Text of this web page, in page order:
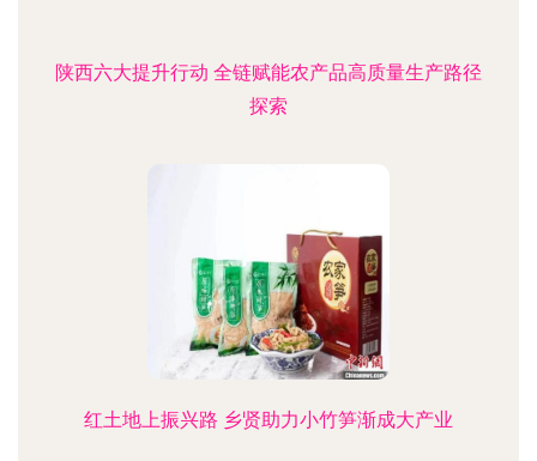
陕西六大提升行动 全链赋能农产品高质量生产路径
探索
红土地上振兴路 乡贤助力小竹笋渐成大产业